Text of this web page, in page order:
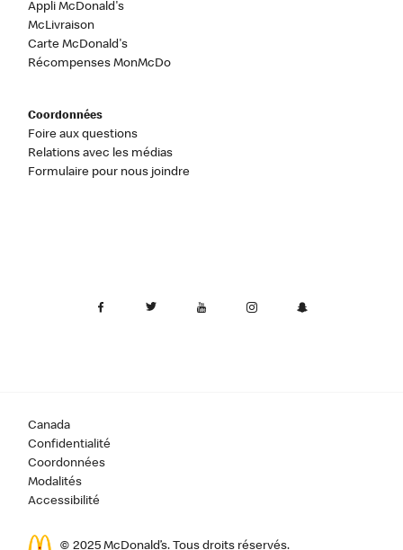
Appli McDonald's
McLivraison
Carte McDonald's
Récompenses MonMcDo
Coordonnées
Foire aux questions
Relations avec les médias
Formulaire pour nous joindre
Canada
Confidentialité
Coordonnées
Modalités
Accessibilité
© 2025 McDonald’s. Tous droits réservés.